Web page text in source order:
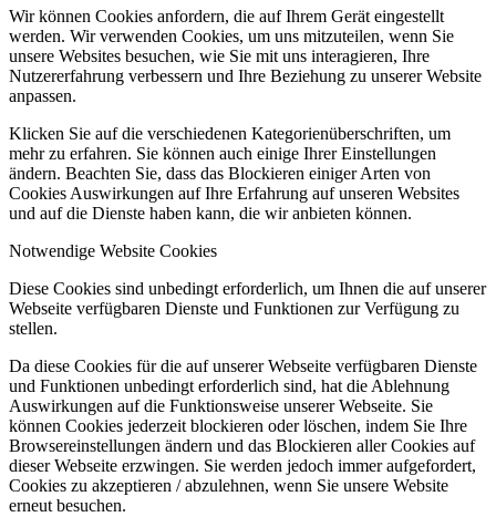
Wir können Cookies anfordern, die auf Ihrem Gerät eingestellt
werden. Wir verwenden Cookies, um uns mitzuteilen, wenn Sie
unsere Websites besuchen, wie Sie mit uns interagieren, Ihre
Nutzererfahrung verbessern und Ihre Beziehung zu unserer Website
anpassen.
Klicken Sie auf die verschiedenen Kategorienüberschriften, um
mehr zu erfahren. Sie können auch einige Ihrer Einstellungen
ändern. Beachten Sie, dass das Blockieren einiger Arten von
Cookies Auswirkungen auf Ihre Erfahrung auf unseren Websites
und auf die Dienste haben kann, die wir anbieten können.
Notwendige Website Cookies
Diese Cookies sind unbedingt erforderlich, um Ihnen die auf unserer
Webseite verfügbaren Dienste und Funktionen zur Verfügung zu
stellen.
Da diese Cookies für die auf unserer Webseite verfügbaren Dienste
und Funktionen unbedingt erforderlich sind, hat die Ablehnung
Auswirkungen auf die Funktionsweise unserer Webseite. Sie
können Cookies jederzeit blockieren oder löschen, indem Sie Ihre
Browsereinstellungen ändern und das Blockieren aller Cookies auf
dieser Webseite erzwingen. Sie werden jedoch immer aufgefordert,
Cookies zu akzeptieren / abzulehnen, wenn Sie unsere Website
erneut besuchen.